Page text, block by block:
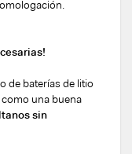
de baterías de litio
una buena
sin